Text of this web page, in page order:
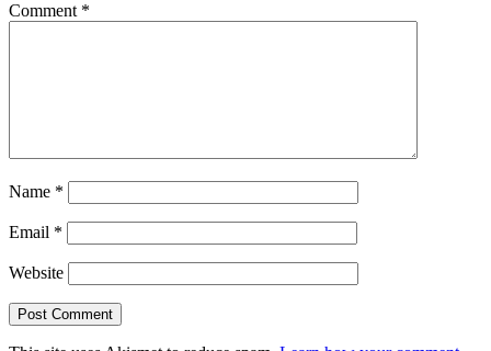
Comment *
Name *
Email *
Website